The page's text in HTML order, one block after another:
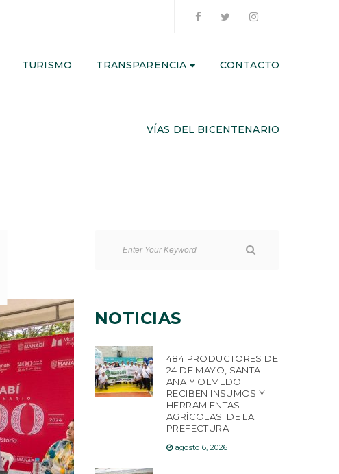
TURISMO TRANSPARENCIA CONTACTO
VÍAS DEL BICENTENARIO
NOTICIAS
484 PRODUCTORES DE
24 DE MAYO, SANTA
ANA Y OLMEDO
RECIBEN INSUMOS Y
HERRAMIENTAS
AGRÍCOLAS DE LA
PREFECTURA
agosto 6, 2026